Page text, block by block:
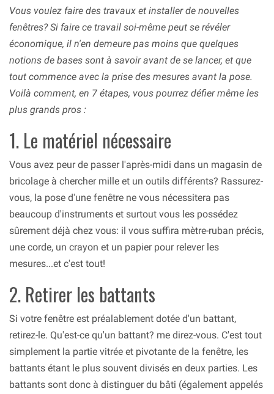
Vous voulez faire des travaux et installer de nouvelles
fenêtres? Si faire ce travail soi-même peut se révéler
économique, il n'en demeure pas moins que quelques
notions de bases sont à savoir avant de se lancer, et que
tout commence avec la prise des mesures avant la pose.
Voilà comment, en 7 étapes, vous pourrez défier même les
plus grands pros :
1. Le matériel nécessaire
Vous avez peur de passer l'après-midi dans un magasin de
bricolage à chercher mille et un outils différents? Rassurez-
vous, la pose d'une fenêtre ne vous nécessitera pas
beaucoup d'instruments et surtout vous les possédez
sûrement déjà chez vous: il vous suffira mètre-ruban précis,
une corde, un crayon et un papier pour relever les
mesures...et c'est tout!
2. Retirer les battants
Si votre fenêtre est préalablement dotée d'un battant,
retirez-le. Qu'est-ce qu'un battant? me direz-vous. C'est tout
simplement la partie vitrée et pivotante de la fenêtre, les
battants étant le plus souvent divisés en deux parties. Les
battants sont donc à distinguer du bâti (également appelés